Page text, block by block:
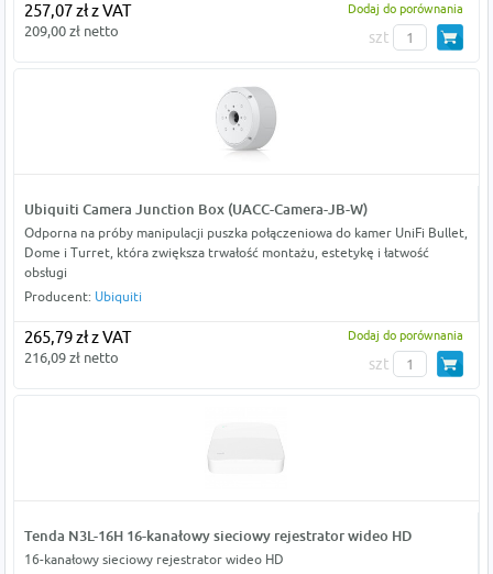
257,07 zł z VAT
209,00 zł netto
Dodaj do porównania
szt
Ubiquiti Camera Junction Box (UACC-Camera-JB-W)
Odporna na próby manipulacji puszka połączeniowa do kamer UniFi Bullet,
Dome i Turret, która zwiększa trwałość montażu, estetykę i łatwość
obsługi
Producent: Ubiquiti
265,79 zł z VAT
216,09 zł netto
Dodaj do porównania
szt
Tenda N3L-16H 16-kanałowy sieciowy rejestrator wideo HD
16-kanałowy sieciowy rejestrator wideo HD